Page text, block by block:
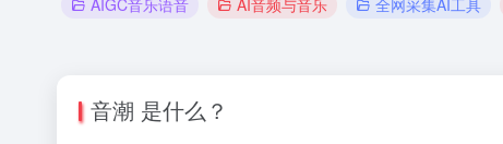
AIGC音乐语音 AI音频与音乐 全网采集AI工具
音潮 是什么？